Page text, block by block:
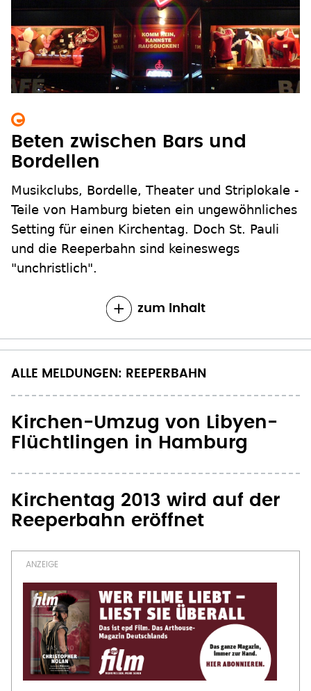
Beten zwischen Bars und
Bordellen
Musikclubs, Bordelle, Theater und Striplokale -
Teile von Hamburg bieten ein ungewöhnliches
Setting für einen Kirchentag. Doch St. Pauli
und die Reeperbahn sind keineswegs
"unchristlich".
zum Inhalt
ALLE MELDUNGEN: REEPERBAHN
Kirchen-Umzug von Libyen-
Flüchtlingen in Hamburg
Kirchentag 2013 wird auf der
Reeperbahn eröffnet